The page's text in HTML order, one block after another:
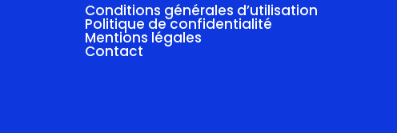
Conditions générales d’utilisation
Politique de confidentialité
Mentions légales
Contact